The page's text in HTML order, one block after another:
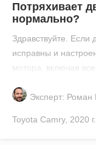
Потряхивает
нормально?
Здравствуйте. Если
исправны и
мотора, включая
Эксперт: Роман
Toyota Camry, 2020